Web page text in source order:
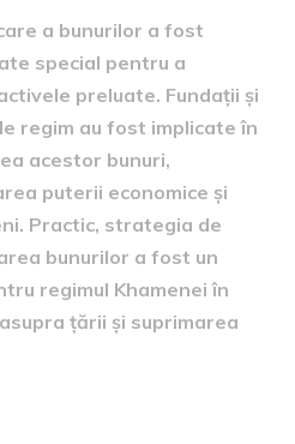
a bunurilor a fost
special pentru a
preluate. Fundații și
regim au fost implicate în
acestor bunuri,
puterii economice și
Practic, strategia de
bunurilor a fost un
regimul Khamenei în
țării și suprimarea